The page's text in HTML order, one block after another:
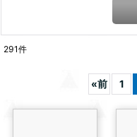
291件
«前 1